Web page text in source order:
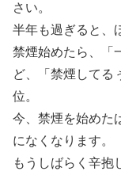
さい。
半年も過ぎると、
禁煙始めたら、「
ど、「禁煙してる
位。
今、禁煙を始めた
になくなります。
もうしばらく辛抱